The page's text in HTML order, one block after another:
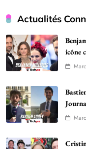
Actualités
icône